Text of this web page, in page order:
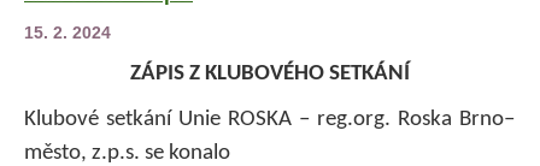
15. 2. 2024
ZÁPIS Z KLUBOVÉHO SETKÁNÍ
Klubové setkání Unie ROSKA – reg.org. Roska Brno–
město, z.p.s. se konalo